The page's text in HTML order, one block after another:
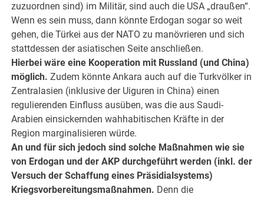
zuzuordnen sind) im Militär, sind auch die USA „draußen“.
Wenn es sein muss, dann könnte Erdogan sogar so weit
gehen, die Türkei aus der NATO zu manövrieren und sich
stattdessen der asiatischen Seite anschließen.
Hierbei wäre eine Kooperation mit Russland (und China)
möglich. Zudem könnte Ankara auch auf die Turkvölker in
Zentralasien (inklusive der Uiguren in China) einen
regulierenden Einfluss ausüben, was die aus Saudi-
Arabien einsickernden wahhabitischen Kräfte in der
Region marginalisieren würde.
An und für sich jedoch sind solche Maßnahmen wie sie
von Erdogan und der AKP durchgeführt werden (inkl. der
Versuch der Schaffung eines Präsidialsystems)
Kriegsvorbereitungsmaßnahmen. Denn die